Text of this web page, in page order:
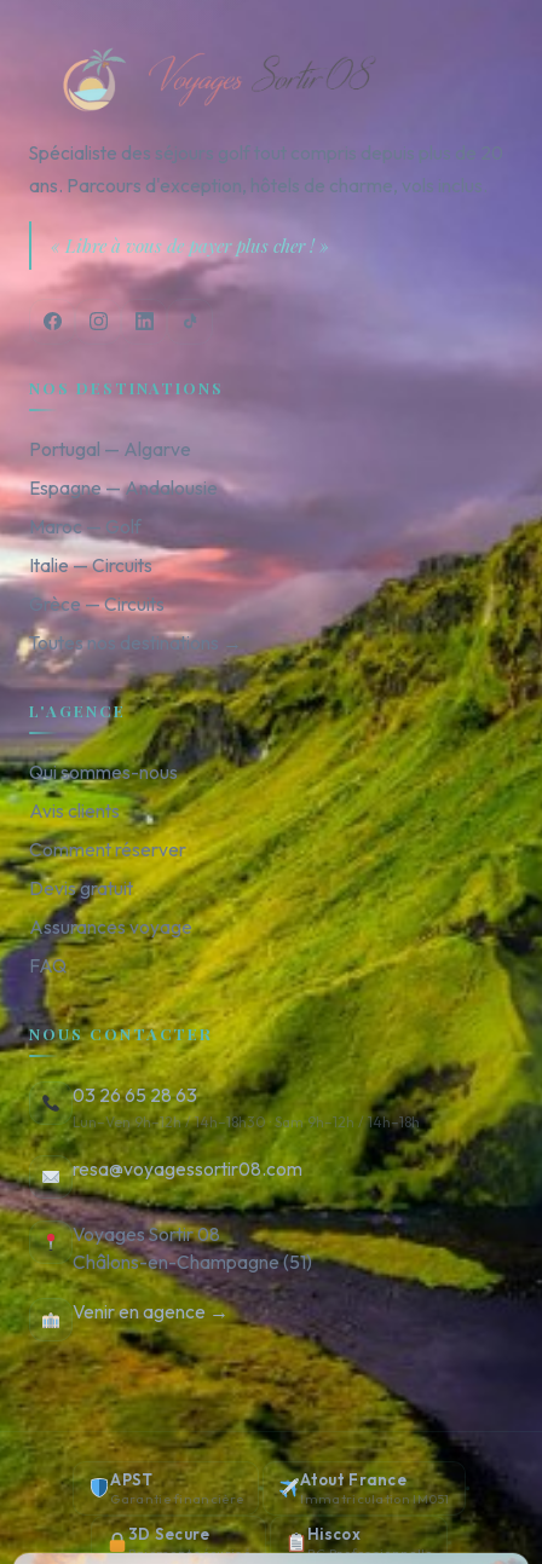
Spécialiste des séjours golf tout compris depuis plus de 20
ans. Parcours d'exception, hôtels de charme, vols inclus.
« Libre à vous de payer plus cher ! »
NOS DESTINATIONS
Portugal — Algarve
Espagne — Andalousie
Maroc — Golf
Italie — Circuits
Grèce — Circuits
Toutes nos destinations →
L'AGENCE
Qui sommes-nous
Avis clients
Comment réserver
Devis gratuit
Assurances voyage
FAQ
NOUS CONTACTER
03 26 65 28 63
Lun–Ven 9h–12h / 14h–18h30 · Sam 9h–12h / 14h–18h
resa@voyagessortir08.com
Voyages Sortir 08
Châlons-en-Champagne (51)
Venir en agence →
APST
Garantie financière
Atout France
Immatriculation IM051
3D Secure
Paiement sécurisé
Hiscox
RC Professionnelle